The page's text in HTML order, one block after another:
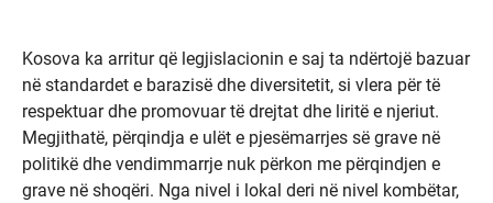
Kosova ka arritur që legjislacionin e saj ta ndërtojë bazuar
në standardet e barazisë dhe diversitetit, si vlera për të
respektuar dhe promovuar të drejtat dhe liritë e njeriut.
Megjithatë, përqindja e ulët e pjesëmarrjes së grave në
politikë dhe vendimmarrje nuk përkon me përqindjen e
grave në shoqëri. Nga nivel i lokal deri në nivel kombëtar,